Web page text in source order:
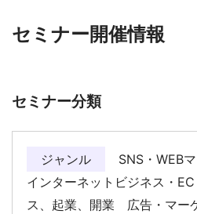
セミナー開催情報
セミナー分類
ジャンル
SNS・WEB
インターネットビジネス・
ス、起業、開業 広告・マー